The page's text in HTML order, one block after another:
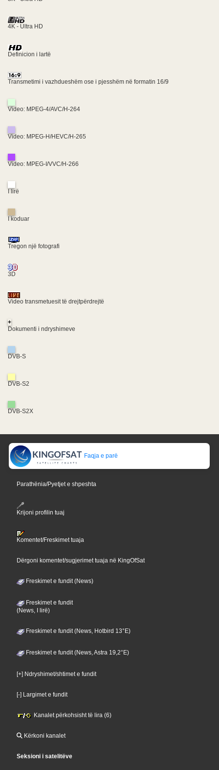
4K - Ultra HD
Definicion i lartë
Transmetimi i vazhdueshëm ose i pjesshëm në formatin 16/9
Video: MPEG-4/AVC/H-264
Video: MPEG-H/HEVC/H-265
Video: MPEG-I/VVC/H-266
I lirë
I koduar
Tregon një fotografi
3D
Video transmetuesit të drejtpërdrejtë
+
Dokumenti i ndryshimeve
DVB-S
DVB-S2
DVB-S2X
Faqja e parë
Parathënia/Pyetjet e shpeshta
Krijoni profilin tuaj
Komentet/Freskimet tuaja
Dërgoni komentet/sugjerimet tuaja në KingOfSat
Freskimet e fundit (News)
Freskimet e fundit
(News, I lirë)
Freskimet e fundit (News, Hotbird 13°E)
Freskimet e fundit (News, Astra 19,2°E)
[+] Ndryshimet/shtimet e fundit
[-] Largimet e fundit
Kanalet përkohsisht të lira (6)
Kërkoni kanalet
Seksioni i satelitëve